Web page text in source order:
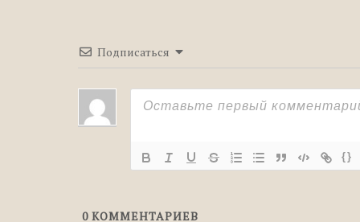
Подписаться
{}
0 КОММЕНТАРИЕВ